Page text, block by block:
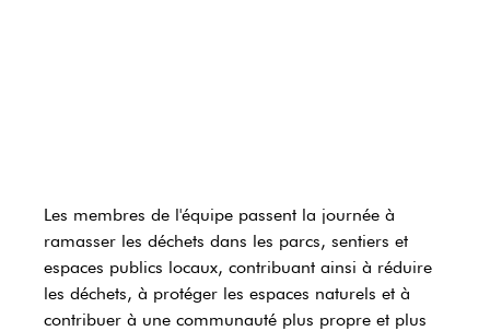
Les membres de l'équipe passent la journée à
ramasser les déchets dans les parcs, sentiers et
espaces publics locaux, contribuant ainsi à réduire
les déchets, à protéger les espaces naturels et à
contribuer à une communauté plus propre et plus